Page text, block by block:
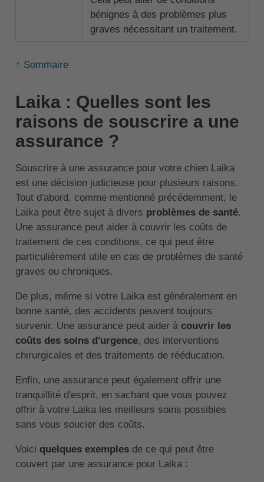
bénignes à des problèmes plus
graves nécessitant un traitement.
↑ Sommaire
Laika : Quelles sont les
raisons de souscrire a une
assurance ?
Souscrire à une assurance pour votre chien Laika
est une décision judicieuse pour plusieurs raisons.
Tout d'abord, comme mentionné précédemment, le
Laika peut être sujet à divers problèmes de santé.
Une assurance peut aider à couvrir les coûts de
traitement de ces conditions, ce qui peut être
particulièrement utile en cas de problèmes de santé
graves ou chroniques.
De plus, même si votre Laika est généralement en
bonne santé, des accidents peuvent toujours
survenir. Une assurance peut aider à couvrir les
coûts des soins d'urgence, des interventions
chirurgicales et des traitements de rééducation.
Enfin, une assurance peut également offrir une
tranquillité d'esprit, en sachant que vous pouvez
offrir à votre Laika les meilleurs soins possibles
sans vous soucier des coûts.
Voici quelques exemplesde ce qui peut être
couvert par une assurance pour Laika :